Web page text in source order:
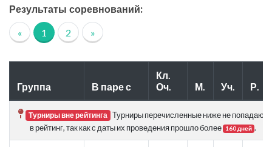
Результаты соревнований:
« 1 2 »
Группа В паре с
Кл.
Оч.
М. Уч. Р.
Турниры вне рейтинга Турниры перечисленные ниже не попадают
в рейтинг, так как с даты их проведения прошло более 160 дней .